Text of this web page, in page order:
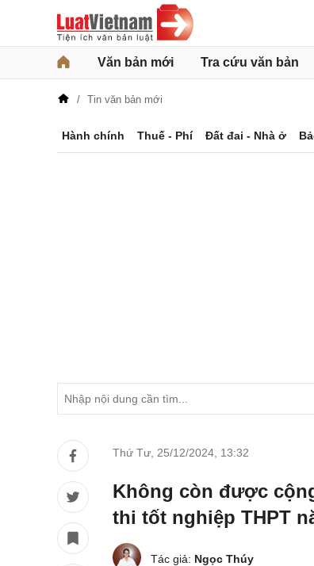
Văn bản mới Tra cứu văn bản
Tin văn bản mới
Hành chính Thuế - Phí Đất đai - Nhà ở
Thứ Tư, 25/12/2024 13:32
Không còn được
thi tốt nghiệp THPT
Tác giả: Ngọc Thúy